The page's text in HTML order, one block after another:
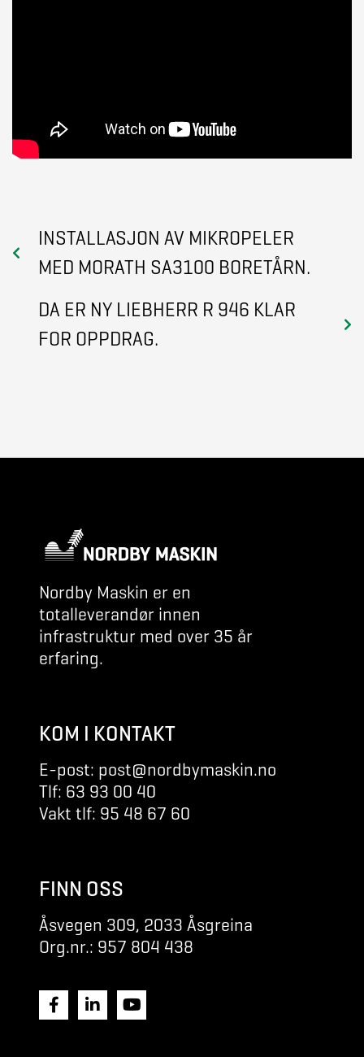
INSTALLASJON AV MIKROPELER
MED MORATH SA3100 BORETÅRN.
DA ER NY LIEBHERR R 946 KLAR
FOR OPPDRAG.
Nordby Maskin er en
totalleverandør innen
infrastruktur med over 35 år
erfaring.
KOM I KONTAKT
E-post: post@nordbymaskin.no
Tlf: 63 93 00 40
Vakt tlf: 95 48 67 60
FINN OSS
Åsvegen 309, 2033 Åsgreina
Org.nr.: 957 804 438